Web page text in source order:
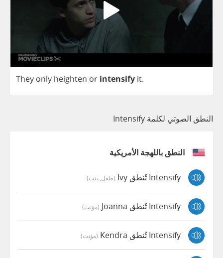
They only heighten or intensify it.
النطق الصوتي لكلمة Intensify
النطق باللهجة الأمريكية
Intensify تُنطق Ivy (طفل, بنت)
Intensify تُنطق Joanna (مؤنث)
Intensify تُنطق Kendra (مؤنث)